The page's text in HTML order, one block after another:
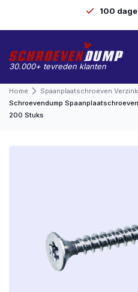
100
30.000+ tevreden klanten
Home
Spaanplaatschroeven
Schroevendump
200 Stuks